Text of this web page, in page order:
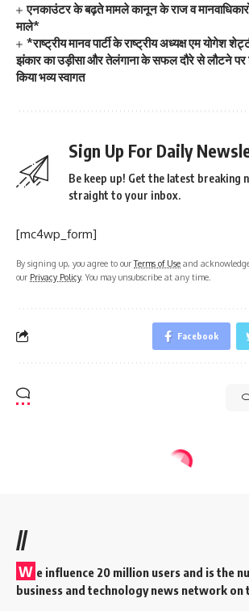
एनकाउंटर के बढ़ते मामले कानून के राज व
माले*
*राष्ट्रीय मानव पार्टी के राष्ट्रीय अध्यक्ष एम योगेश
झंकार का उड़ीसा और तेलंगाना के सफल दौरे से लौटने पर
किया भव्य स्वागत
Sign Up For Daily
Be keep up! Get the latest breaking
straight to your inbox.
[mc4wp_form]
By signing up, you agree to ourTerms of Use and
our Privacy Policy. You may unsubscribe at any time.
Facebook
//
W e influence 20 million users and is the
business and technology news network on